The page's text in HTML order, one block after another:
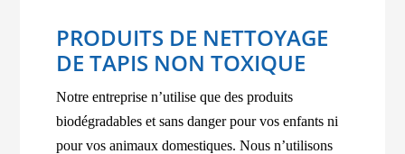
PRODUITS DE NETTOYAGE
DE TAPIS NON TOXIQUE
Notre entreprise n’utilise que des produits
biodégradables et sans danger pour vos enfants ni
pour vos animaux domestiques. Nous n’utilisons